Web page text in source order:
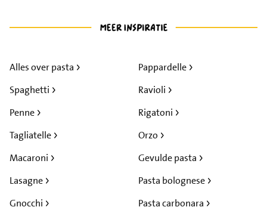
Alles over pasta
Spaghetti
Penne
Tagliatelle
Macaroni
Lasagne
Gnocchi
Pappardelle
Ravioli
Rigatoni
Orzo
Gevulde pasta
Pasta bolognese
Pasta carbonara